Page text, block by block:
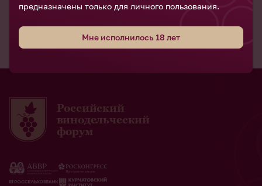
Российский
винодельческий
форум
предназначены только для личного пользования.
Мне исполнилось 18 лет